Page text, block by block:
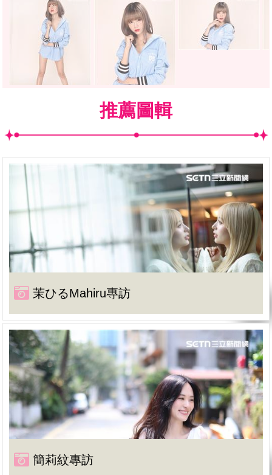
推薦圖輯
茉ひるMahiru專訪
簡莉紋專訪